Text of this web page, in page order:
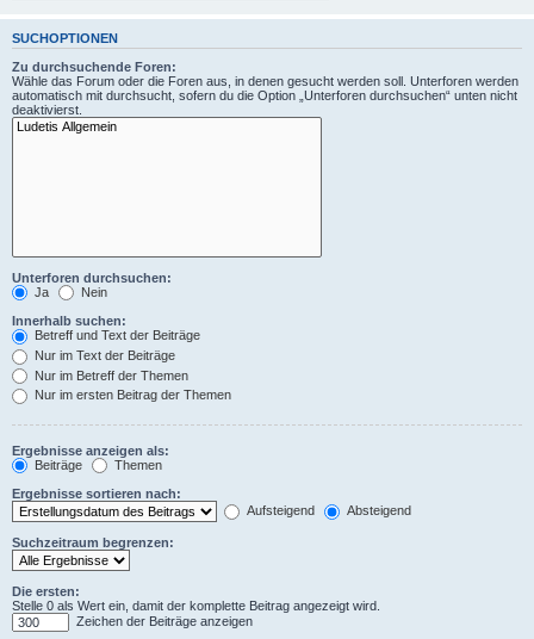
SUCHOPTIONEN
Zu durchsuchende Foren:
Wähle das Forum oder die Foren aus, in denen gesucht werden soll. Unterforen werden
automatisch mit durchsucht, sofern du die Option „Unterforen durchsuchen“ unten nicht
deaktivierst.
Unterforen durchsuchen:
Ja
Nein
Innerhalb suchen:
Betreff und Text der Beiträge
Nur im Text der Beiträge
Nur im Betreff der Themen
Nur im ersten Beitrag der Themen
Ergebnisse anzeigen als:
Beiträge
Themen
Ergebnisse sortieren nach:
Aufsteigend
Absteigend
Suchzeitraum begrenzen:
Die ersten:
Stelle 0 als Wert ein, damit der komplette Beitrag angezeigt wird.
Zeichen der Beiträge anzeigen